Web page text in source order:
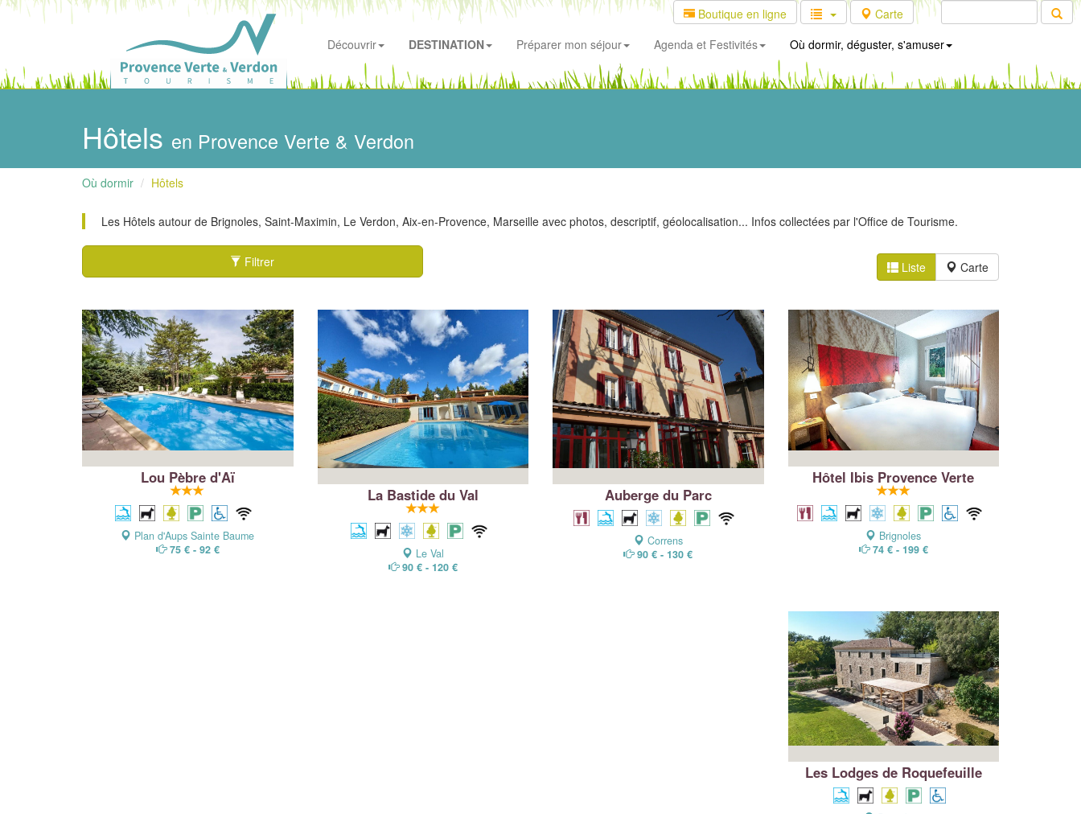
Boutique en ligne
Carte
Découvrir
DESTINATION Préparer mon séjour Agenda et Festivités Où dormir, déguster, s'amuser
Hôtels en Provence Verte & Verdon
Où dormir Hôtels
Les Hôtels autour de Brignoles, Saint-Maximin, Le Verdon, Aix-en-Provence, Marseille avec photos, descriptif, géolocalisation... Infos collectées par l'Office de Tourisme.
Filtrer Liste Carte
Lou Pèbre d'Aï
Plan d'Aups Sainte Baume
75 € - 92 €
La Bastide du Val
Le Val
90 € - 120 €
Auberge du Parc
Correns
90 € - 130 €
Hôtel Ibis Provence Verte
Brignoles
74 € - 199 €
Les Lodges de Roquefeuille